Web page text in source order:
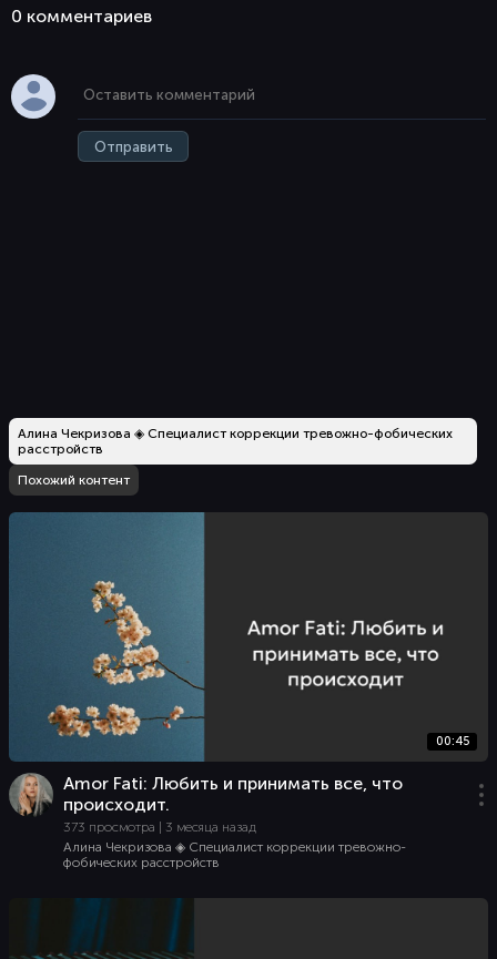
0 комментaриев
Отправить
Алина Чекризова ◈ Специалист коррекции тревожно-фобических
расстройств
Похожий контент
00:45
Amor Fati: Любить и принимать все, что
происходит.
373 просмотра | 3 месяца назад
Алина Чекризова ◈ Специалист коррекции тревожно-
фобических расстройств